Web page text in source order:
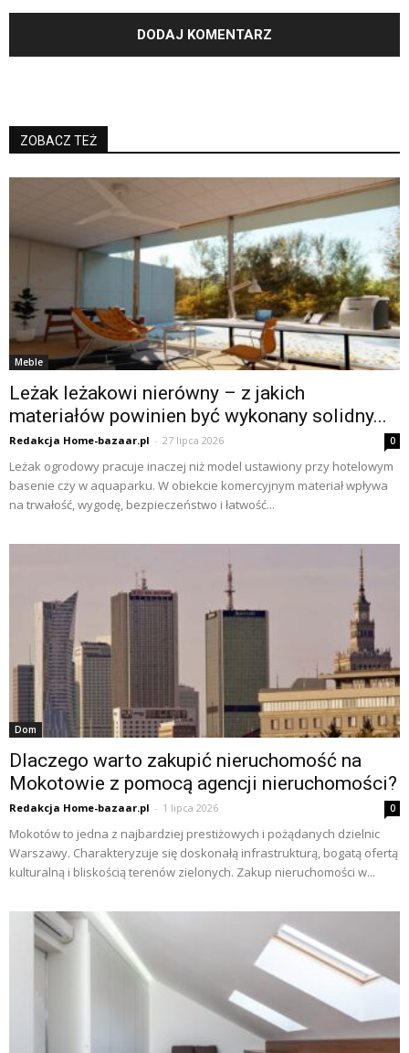
ZOBACZ TEŻ
Meble
Leżak leżakowi nierówny – z jakich
materiałów powinien być wykonany solidny...
Redakcja Home-bazaar.pl - 27 lipca 2026 0
Leżak ogrodowy pracuje inaczej niż model ustawiony przy hotelowym
basenie czy w aquaparku. W obiekcie komercyjnym materiał wpływa
na trwałość, wygodę, bezpieczeństwo i łatwość...
Dom
Dlaczego warto zakupić nieruchomość na
Mokotowie z pomocą agencji nieruchomości?
Redakcja Home-bazaar.pl - 1 lipca 2026 0
Mokotów to jedna z najbardziej prestiżowych i pożądanych dzielnic
Warszawy. Charakteryzuje się doskonałą infrastrukturą, bogatą ofertą
kulturalną i bliskością terenów zielonych. Zakup nieruchomości w...